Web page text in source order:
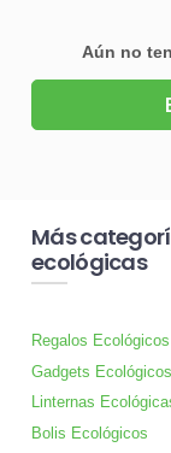
Aún no
Más
ecológicas
Regalos
Gadgets Ecológicos
Linternas
Bolis Ecológicos